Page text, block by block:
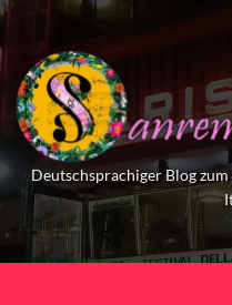
Skip
to
content
Deutschsprachiger Blog